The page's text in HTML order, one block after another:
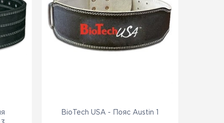
BioTech USA - Пояс Austin 1